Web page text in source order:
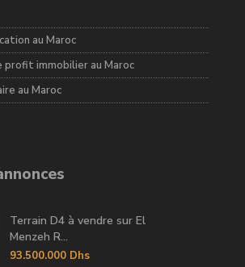
au Maroc
profit immobilier au Maroc
au Maroc
Terrain D4 à vendre sur El
Menzeh R...
93.500.000 Dhs